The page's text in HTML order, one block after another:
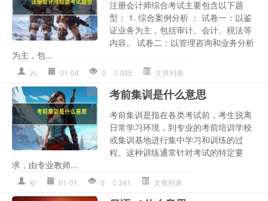
注册会计师综合考试主要包含以下题
型： 1. 综合案例分析 ： 试卷一：以鉴
证业务为主，包括审计、会计、税法等
内容。 试卷二：以管理咨询和业务分析
为主，包...
zc 01-04 0 935 文章列表
考前集训是什么意思
考前集训是指在各类考试前，考生脱离
日常学习环境，到专业的考前培训学校
或集训基地进行集中学习和训练的过
程。这种训练通常针对考试的特定要
求，由专业教师...
kr 01-01 0 341 文章列表